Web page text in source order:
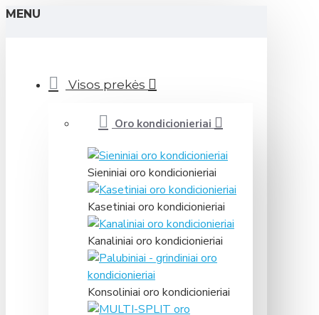
MENU
Visos prekės
Oro kondicionieriai
Sieniniai oro kondicionieriai
Kasetiniai oro kondicionieriai
Kanaliniai oro kondicionieriai
Konsoliniai oro kondicionieriai